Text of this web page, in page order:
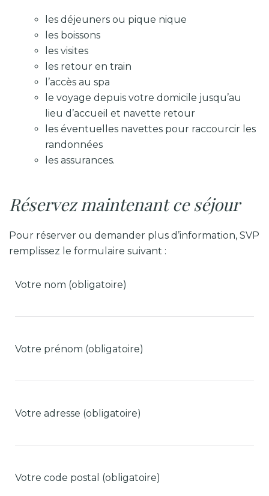
les déjeuners ou pique nique
les boissons
les visites
les retour en train
l’accès au spa
le voyage depuis votre domicile jusqu’au
lieu d’accueil et navette retour
les éventuelles navettes pour raccourcir les
randonnées
les assurances.
Réservez maintenant ce séjour
Pour réserver ou demander plus d’information, SVP
remplissez le formulaire suivant :
Votre nom (obligatoire)
Votre prénom (obligatoire)
Votre adresse (obligatoire)
Votre code postal (obligatoire)